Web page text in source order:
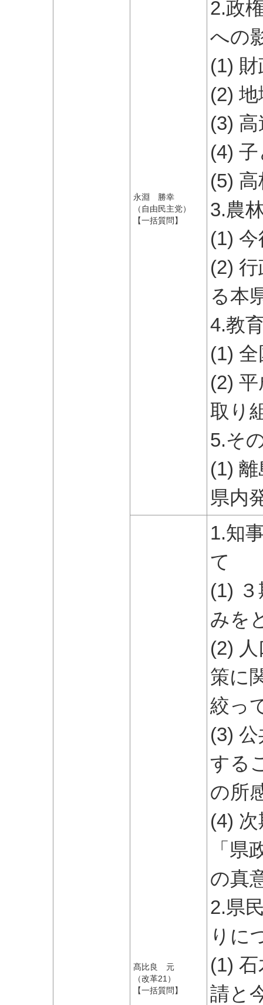
永淵 勝幸
（自由民主党）
【一括質問】
2.政
への
(1)
(2)
(3)
(4)
(5)
3.農
(1)
(2)
る本
4.教
(1)
(2)
取り
5.そ
(1)
県内
髙比良 元
（改革21）
【一括質問】
1.知
て
(1)
みを
(2)
策に
絞っ
(3)
する
の所
(4)
「
の真
2.県
りに
(1)
請と